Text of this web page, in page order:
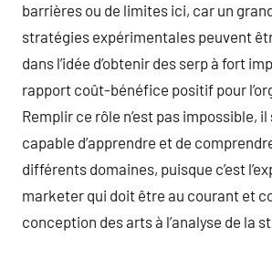
barrières ou de limites ici, car un
stratégies expérimentales peuvent
dans l’idée d’obtenir des serp à fort
rapport coût-bénéfice positif pour
Remplir ce rôle n’est pas impossible, il
capable d’apprendre et de
différents domaines, puisque c’est
marketer qui doit être au courant et
conception des arts à l’analyse de la